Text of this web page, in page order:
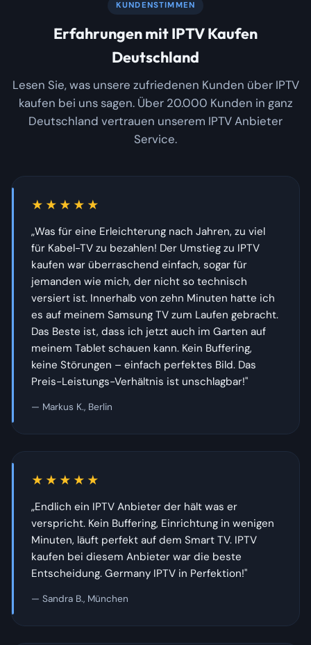
KUNDENSTIMMEN
Erfahrungen mit IPTV Kaufen
Deutschland
Lesen Sie, was unsere zufriedenen Kunden über IPTV
kaufen bei uns sagen. Über 20.000 Kunden in ganz
Deutschland vertrauen unserem IPTV Anbieter
Service.
★★★★★
„Was für eine Erleichterung nach Jahren, zu viel
für Kabel-TV zu bezahlen! Der Umstieg zu IPTV
kaufen war überraschend einfach, sogar für
jemanden wie mich, der nicht so technisch
versiert ist. Innerhalb von zehn Minuten hatte ich
es auf meinem Samsung TV zum Laufen gebracht.
Das Beste ist, dass ich jetzt auch im Garten auf
meinem Tablet schauen kann. Kein Buffering,
keine Störungen – einfach perfektes Bild. Das
Preis-Leistungs-Verhältnis ist unschlagbar!"
— Markus K., Berlin
★★★★★
„Endlich ein IPTV Anbieter der hält was er
verspricht. Kein Buffering, Einrichtung in wenigen
Minuten, läuft perfekt auf dem Smart TV. IPTV
kaufen bei diesem Anbieter war die beste
Entscheidung. Germany IPTV in Perfektion!"
— Sandra B., München